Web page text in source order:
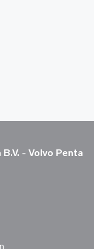
- Volvo Penta